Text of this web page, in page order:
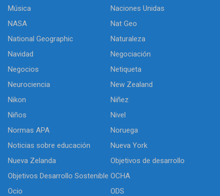
Música
Naciones Unidas
NASA
Nat Geo
National Geographic
Naturaleza
Navidad
Negociación
Negocios
Netiqueta
Neurociencia
New Zealand
Nikon
Niñez
Niños
Nivel
Normas APA
Noruega
Noticias sobre educación
Nueva York
Nueva Zelanda
Objetivos de desarrollo
Objetivos Desarrollo Sostenible OCHA
Ocio
ODS